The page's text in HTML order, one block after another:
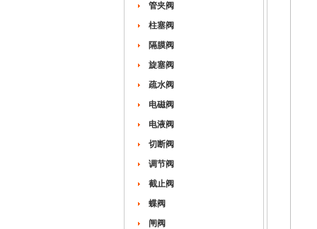
管夹阀
柱塞阀
隔膜阀
旋塞阀
疏水阀
电磁阀
电液阀
切断阀
调节阀
截止阀
蝶阀
闸阀